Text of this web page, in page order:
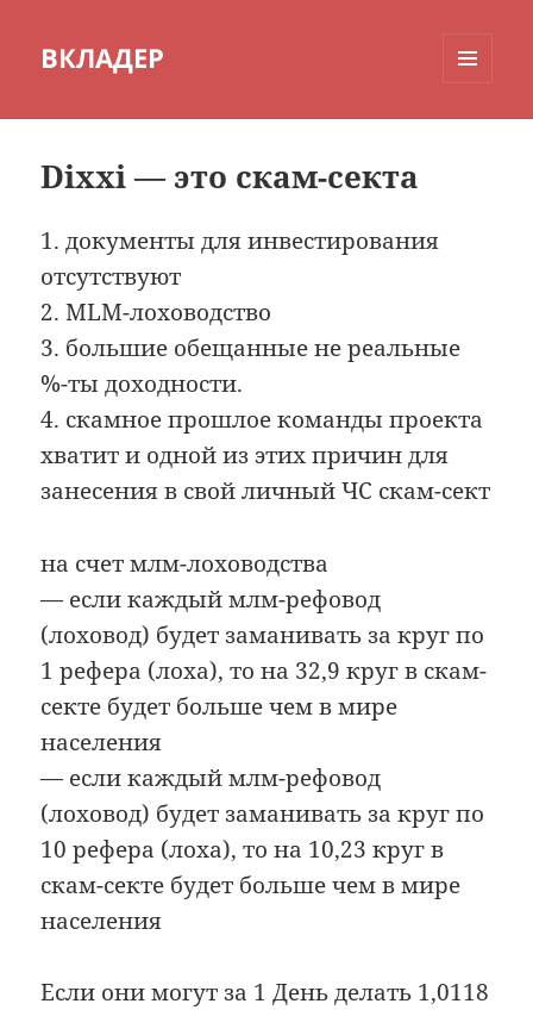
ВКЛАДЕР
Dixxi — это скам-секта
1. документы для инвестирования
отсутствуют
2. MLM-лоховодство
3. большие обещанные не реальные
%-ты доходности.
4. скамное прошлое команды проекта
хватит и одной из этих причин для
занесения в свой личный ЧС скам-сект
на счет млм-лоховодства
— если каждый млм-рефовод
(лоховод) будет заманивать за круг по
1 рефера (лоха), то на 32,9 круг в скам-
секте будет больше чем в мире
населения
— если каждый млм-рефовод
(лоховод) будет заманивать за круг по
10 рефера (лоха), то на 10,23 круг в
скам-секте будет больше чем в мире
населения
Если они могут за 1 День делать 1,0118